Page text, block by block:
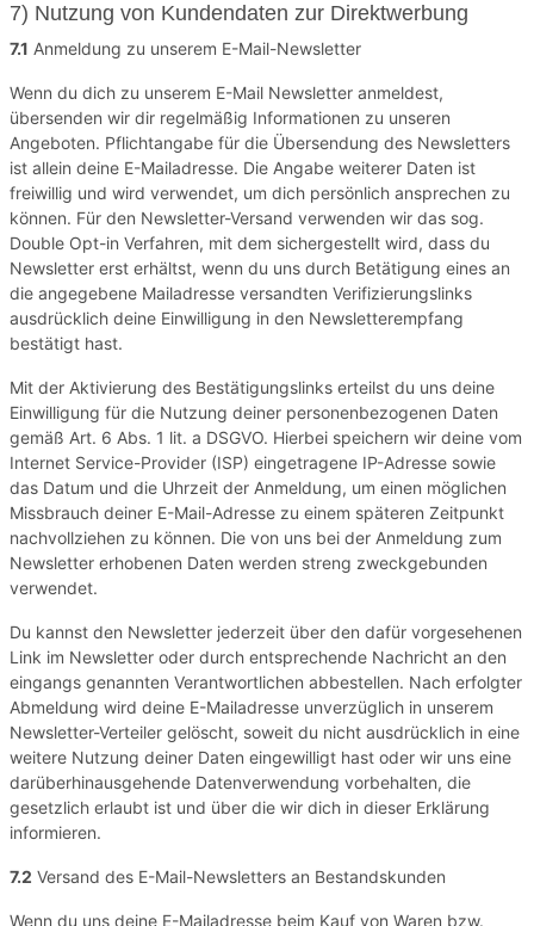
7) Nutzung von Kundendaten zur Direktwerbung
7.1 Anmeldung zu unserem E-Mail-Newsletter
Wenn du dich zu unserem E-Mail Newsletter anmeldest,
übersenden wir dir regelmäßig Informationen zu unseren
Angeboten. Pflichtangabe für die Übersendung des Newsletters
ist allein deine E-Mailadresse. Die Angabe weiterer Daten ist
freiwillig und wird verwendet, um dich persönlich ansprechen zu
können. Für den Newsletter-Versand verwenden wir das sog.
Double Opt-in Verfahren, mit dem sichergestellt wird, dass du
Newsletter erst erhältst, wenn du uns durch Betätigung eines an
die angegebene Mailadresse versandten Verifizierungslinks
ausdrücklich deine Einwilligung in den Newsletterempfang
bestätigt hast.
Mit der Aktivierung des Bestätigungslinks erteilst du uns deine
Einwilligung für die Nutzung deiner personenbezogenen Daten
gemäß Art. 6 Abs. 1 lit. a DSGVO. Hierbei speichern wir deine vom
Internet Service-Provider (ISP) eingetragene IP-Adresse sowie
das Datum und die Uhrzeit der Anmeldung, um einen möglichen
Missbrauch deiner E-Mail-Adresse zu einem späteren Zeitpunkt
nachvollziehen zu können. Die von uns bei der Anmeldung zum
Newsletter erhobenen Daten werden streng zweckgebunden
verwendet.
Du kannst den Newsletter jederzeit über den dafür vorgesehenen
Link im Newsletter oder durch entsprechende Nachricht an den
eingangs genannten Verantwortlichen abbestellen. Nach erfolgter
Abmeldung wird deine E-Mailadresse unverzüglich in unserem
Newsletter-Verteiler gelöscht, soweit du nicht ausdrücklich in eine
weitere Nutzung deiner Daten eingewilligt hast oder wir uns eine
darüberhinausgehende Datenverwendung vorbehalten, die
gesetzlich erlaubt ist und über die wir dich in dieser Erklärung
informieren.
7.2 Versand des E-Mail-Newsletters an Bestandskunden
Wenn du uns deine E-Mailadresse beim Kauf von Waren bzw.